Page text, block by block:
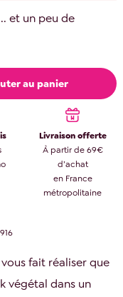
et un peu de
au panier
Livraison offerte
À partir de 69€
d’achat
en France
métropolitaine
fait réaliser que
végétal dans un